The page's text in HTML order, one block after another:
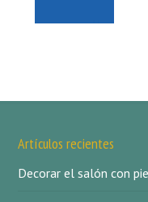
Artículos recientes
Decorar el salón con